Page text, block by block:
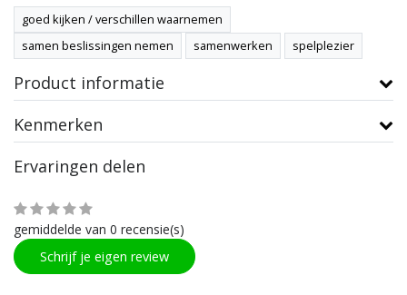
goed kijken / verschillen waarnemen
samen beslissingen nemen
samenwerken spelplezier
Product informatie
Kenmerken
Ervaringen delen
gemiddelde van 0 recensie(s)
Schrijf je eigen review